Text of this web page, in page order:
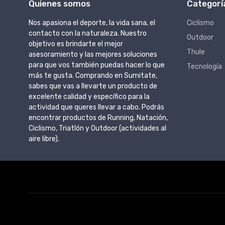
Quienes somos
Nos apasiona el deporte, la vida sana, el
contacto con la naturaleza. Nuestro
objetivo es brindarte el mejor
asesoramiento y las mejores soluciones
para que vos también puedas hacer lo que
más te gusta. Comprando en Sumitate,
sabes que vas a llevarte un producto de
excelente calidad y específico para la
actividad que queres llevar a cabo. Podrás
encontrar productos de Running, Natación,
Ciclismo, Triatlón y Outdoor (actividades al
aire libre).
Ciclismo
Outdoor
Thule
Tecnología